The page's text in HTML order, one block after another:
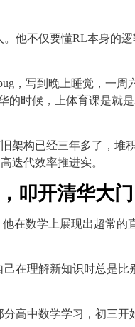
他不仅要懂RL本身的逻
，写到晚上睡觉，一周
的时候，上体育课是就
旧架构已经三年多了，堆
迭代效率推进实。
叩开清华大门
他在数学上展现出超常的
在理解新知识时总是比
高中数学学习，初三开